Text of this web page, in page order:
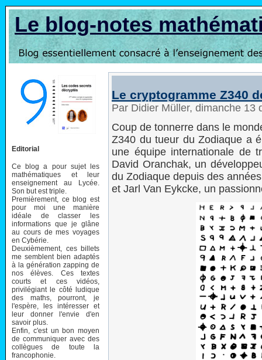
Le blog-notes
Editorial
Ce blog a pour sujet les
mathématiques et leur
enseignement au Lycée.
Son but est triple.
Premièrement, ce blog est
pour moi une manière
idéale de classer les
informations que je glâne
au cours de mes voyages
en Cybérie.
Deuxièmement, ces billets
me semblent bien adaptés
à la génération zapping de
nos élèves. Ces textes
courts et ces vidéos,
privilégiant le côté ludique
des maths, pourront, je
l'espère, les intéresser et
leur donner l'envie d'en
savoir plus.
Enfin, c'est un bon moyen
de communiquer avec des
collègues de toute la
francophonie.
Le cryptogramme Z340
Par Didier Müller, dimanche
Coup de tonnerre dans le
Z340 du tueur du Zodiaque a
une équipe internationale de
David Oranchak, un
du Zodiaque depuis des
et Jarl Van Eykcke, un